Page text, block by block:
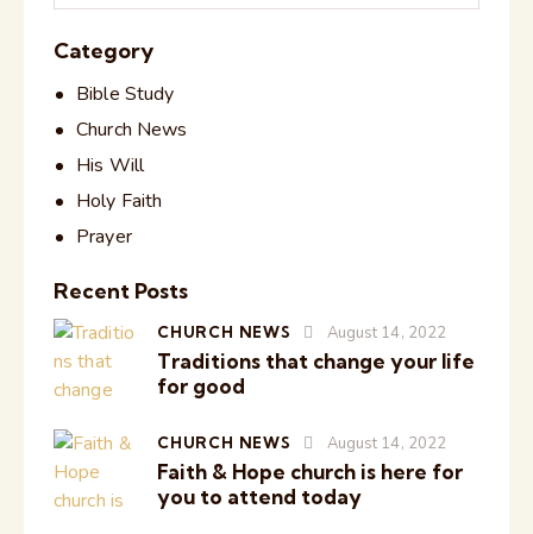
Category
Bible Study
Church News
His Will
Holy Faith
Prayer
Recent Posts
CHURCH NEWS August 14, 2022
Traditions that change your life
for good
CHURCH NEWS August 14, 2022
Faith & Hope church is here for
you to attend today